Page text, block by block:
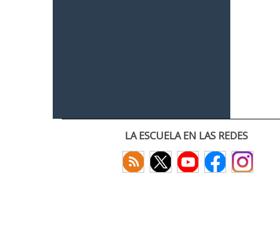
LA ESCUELA EN LAS REDES